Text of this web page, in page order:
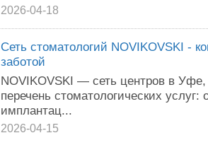
2026-04-18
Сеть стоматологий NOVIKOVSKI -
заботой
NOVIKOVSKI — сеть центров в
перечень стоматологических услуг:
имплантац...
2026-04-15